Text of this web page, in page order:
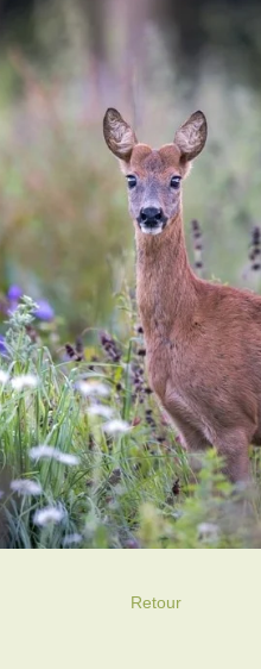
Retour